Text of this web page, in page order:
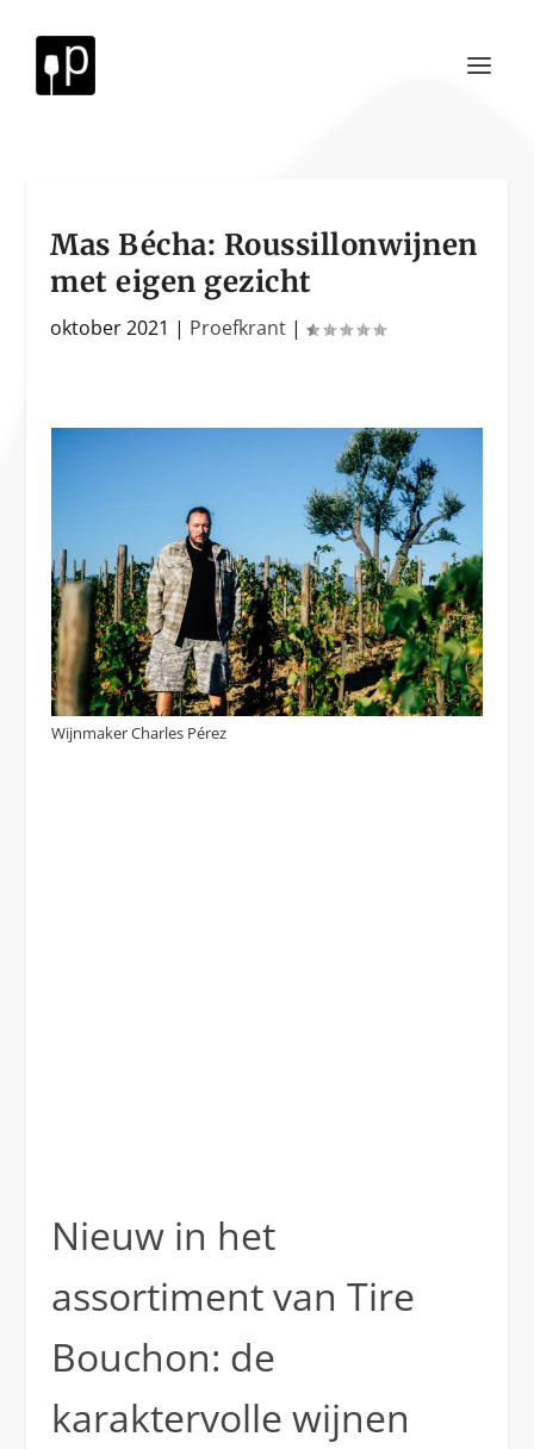
Mas Bécha: Roussillonwijnen
met eigen gezicht
oktober 2021 | Proefkrant |
Wijnmaker Charles Pérez
Nieuw in het
assortiment van Tire
Bouchon: de
karaktervolle wijnen